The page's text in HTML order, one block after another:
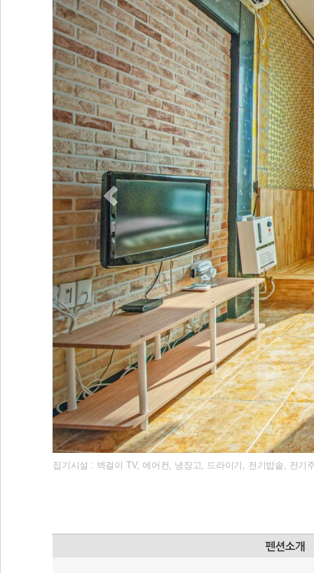
집기시설 : 벽걸이 TV, 에어컨, 냉장고, 드라이기, 전기밥솥, 전